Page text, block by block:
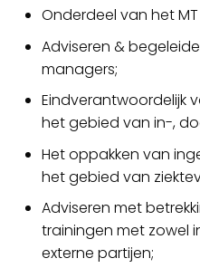
Onderdeel van het
Adviseren &
managers;
Eindverantwoordelijk
het gebied van in-,
Het oppakken van
het gebied van
Adviseren met
trainingen met zowel
externe partijen;